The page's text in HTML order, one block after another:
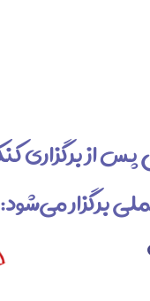
از برگزاری
برگزار می‌شود: